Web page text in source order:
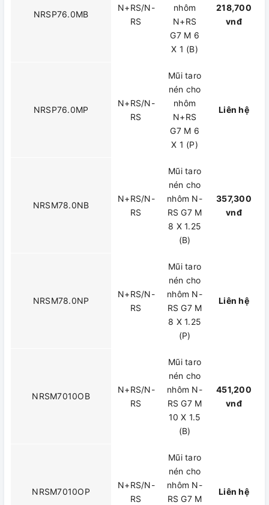
NRSP76.0MB
N+RS/N-
RS
nhôm
N+RS
G7 M 6
X 1 (B)
218,700
vnđ
NRSP76.0MP
N+RS/N-
RS
Mũi taro
nén cho
nhôm
N+RS
G7 M 6
X 1 (P)
Liên hệ
NRSM78.0NB
N+RS/N-
RS
Mũi taro
nén cho
nhôm N-
RS G7 M
8 X 1.25
(B)
357,300
vnđ
NRSM78.0NP
N+RS/N-
RS
Mũi taro
nén cho
nhôm N-
RS G7 M
8 X 1.25
(P)
Liên hệ
NRSM7010OB
N+RS/N-
RS
Mũi taro
nén cho
nhôm N-
RS G7 M
10 X 1.5
(B)
451,200
vnđ
NRSM7010OP
N+RS/N-
RS
Mũi taro
nén cho
nhôm N-
RS G7 M
Liên hệ